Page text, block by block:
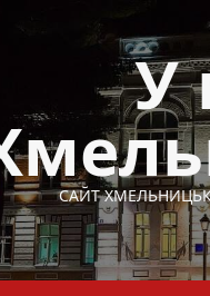
У
САЙТ